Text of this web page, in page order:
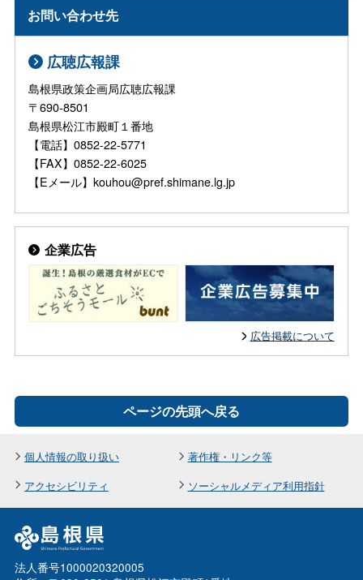
お問い合わせ先
広聴広報課
島根県政策企画局広聴広報課
〒690-8501
島根県松江市殿町１番地
【電話】0852-22-5771
【FAX】0852-22-6025
【Eメール】kouhou@pref.shimane.lg.jp
企業広告
広告掲載について
ページの先頭へ戻る
個人情報の取り扱い
著作権・リンク等
アクセシビリティ
ソーシャルメディア利用指針
法人番号1000020320005